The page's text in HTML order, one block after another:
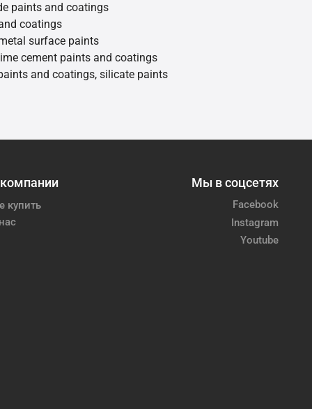
paints and coatings
coatings
surface paints
cement paints and coatings
and coatings, silicate paints
купить
Мы в соцсетях
Facebook
Instagram
Youtube